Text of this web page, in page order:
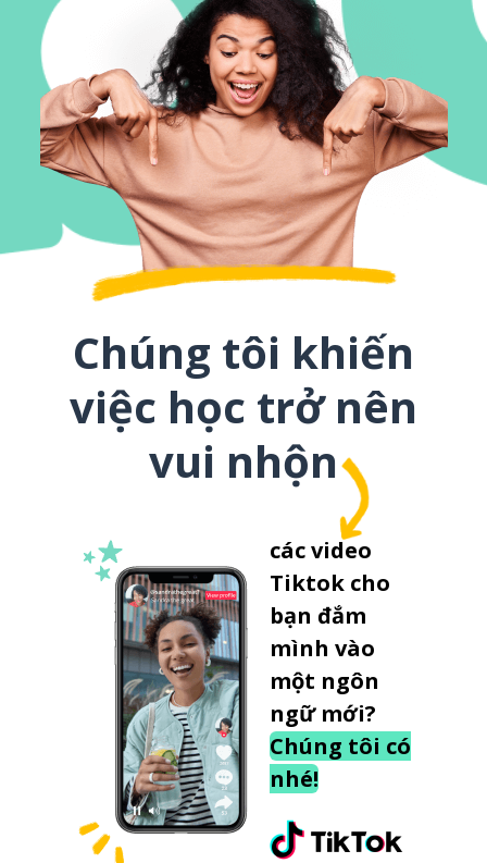
Chúng tôi khiến
việc học trở nên
vui nhộn
các video
Tiktok cho
bạn đắm
mình vào
một ngôn
ngữ mới?
Chúng tôi có
nhé!